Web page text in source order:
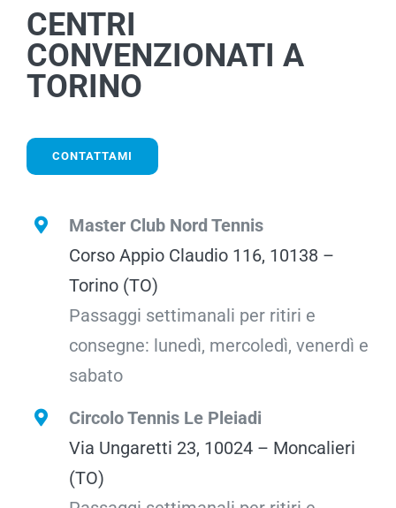
CENTRI
CONVENZIONATI A
TORINO
CONTATTAMI
Master Club Nord Tennis
Corso Appio Claudio 116, 10138 –
Torino (TO)
Passaggi settimanali per ritiri e
consegne: lunedì, mercoledì, venerdì e
sabato
Circolo Tennis Le Pleiadi
Via Ungaretti 23, 10024 – Moncalieri
(TO)